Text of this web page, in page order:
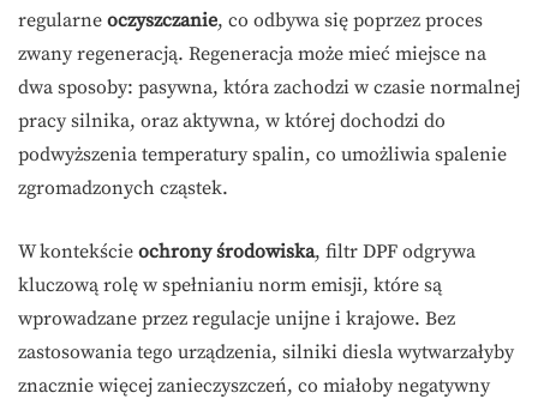
regularne oczyszczanie, co odbywa się poprzez proces
zwany regeneracją. Regeneracja może mieć miejsce na
dwa sposoby: pasywna, która zachodzi w czasie normalnej
pracy silnika, oraz aktywna, w której dochodzi do
podwyższenia temperatury spalin, co umożliwia spalenie
zgromadzonych cząstek.
W kontekście ochrony środowiska, filtr DPF odgrywa
kluczową rolę w spełnianiu norm emisji, które są
wprowadzane przez regulacje unijne i krajowe. Bez
zastosowania tego urządzenia, silniki diesla wytwarzałyby
znacznie więcej zanieczyszczeń, co miałoby negatywny